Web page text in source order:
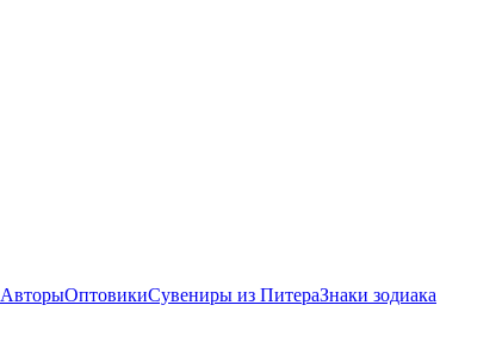
АвторыОптовикиСувениры из ПитераЗнаки зодиака